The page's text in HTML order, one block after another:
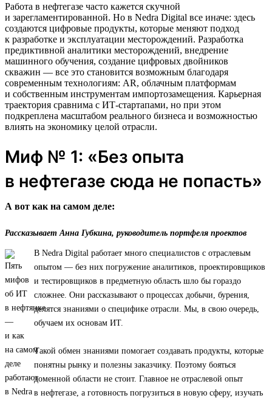
Работа в нефтегазе часто кажется скучной
и зарегламентированной. Но в Nedra Digital все иначе: здесь
создаются цифровые продукты, которые меняют подход
к разработке и эксплуатации месторождений. Разработка
предиктивной аналитики месторождений, внедрение
машинного обучения, создание цифровых двойников
скважин — все это становится возможным благодаря
современным технологиям: AR, облачным платформам
и собственным инструментам импортозамещения. Карьерная
траектория сравнима с ИТ-стартапами, но при этом
подкреплена масштабом реального бизнеса и возможностью
влиять на экономику целой отрасли.
Миф № 1: «Без опыта
в нефтегазе сюда не попасть»
А вот как на самом деле:
Рассказывает Анна Губкина, руководитель портфеля проектов
В Nedra Digital работает много специалистов с отраслевым
опытом — без них погружение аналитиков, проектировщиков
и тестировщиков в предметную область шло бы гораздо
сложнее. Они рассказывают о процессах добычи, бурения,
делятся знаниями о специфике отрасли. Мы, в свою очередь,
обучаем их основам ИТ.
Такой обмен знаниями помогает создавать продукты, которые
понятны рынку и полезны заказчику. Поэтому бояться
доменной области не стоит. Главное не отраслевой опыт
в нефтегазе, а готовность погрузиться в новую сферу, изучать